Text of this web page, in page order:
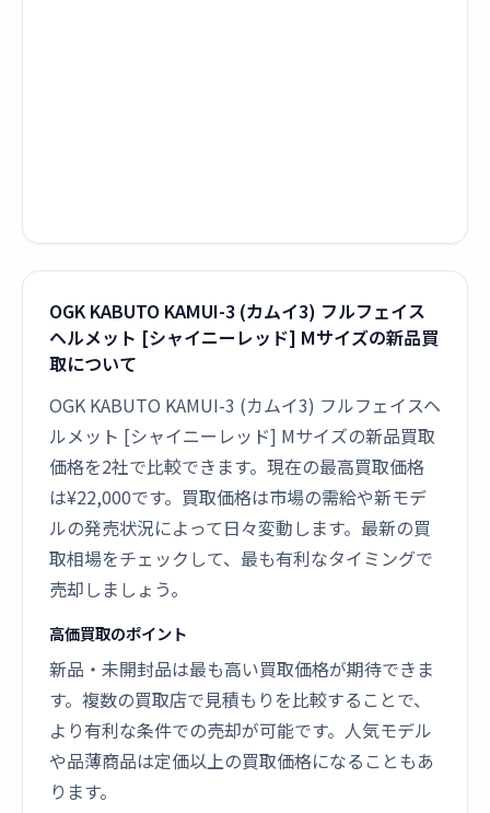
OGK KABUTO KAMUI-3 (カムイ3) フルフェイス
ヘルメット [シャイニーレッド] Mサイズの新品買
取について
OGK KABUTO KAMUI-3 (カムイ3) フルフェイスヘ
ルメット [シャイニーレッド] Mサイズの新品買取
価格を2社で比較できます。現在の最高買取価格
は¥22,000です。買取価格は市場の需給や新モデ
ルの発売状況によって日々変動します。最新の買
取相場をチェックして、最も有利なタイミングで
売却しましょう。
高価買取のポイント
新品・未開封品は最も高い買取価格が期待できま
す。複数の買取店で見積もりを比較することで、
より有利な条件での売却が可能です。人気モデル
や品薄商品は定価以上の買取価格になることもあ
ります。